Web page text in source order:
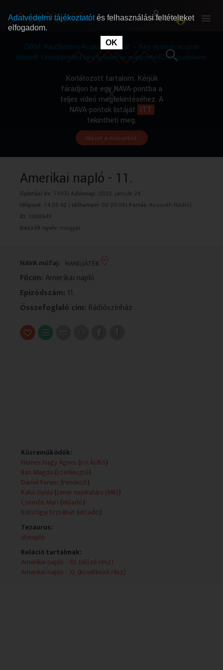
RÓLUNK
OKTATÁS
RÓLUNK
OKTATÁS
DRM: KeySystem Access Denied! -- Key system access
denied! Unsupported keySystem or supportedConfigurations.
Korlátozott tartalom. Kérjük
fáradjon be egy NAVA-pontba a
teljes videó megtekintéséhez. A
NAVA-pontok listáját ITT
tekintheti meg.
Idézet a műsorból.
Amerikai napló - 11.
Gyártási év: 1993| Adásnap: 2022. január 24.
Időpont: 14:05:42 | Időtartam: 00:20:00| Forrás: Kossuth Rádió|
ID: 3888649
Beszélt nyelv: magyar
NAVA műfaj: HANGJÁTÉK
Főcím:Amerikai napló
Epizódszám: 11.
Összefoglaló cím: Rádiószínház
Közreműködők:
Nemes Nagy Ágnes (író, költő)
Bán Magda (szerkesztő)
Dániel Ferenc(rendező)
Kakó Gyula (zenei munkatárs (MR))
Csomós Mari (előadó)
Kútvölgyi Erzsébet (előadó)
Tezaurus:
útinapló
Reláció tartalmak:
Amerikai napló - 10. (előző rész)
Amerikai napló - 12. (következő rész)
Adatvédelmi tájékoztatótés felhasználási feltételeket
elfogadom.
OK